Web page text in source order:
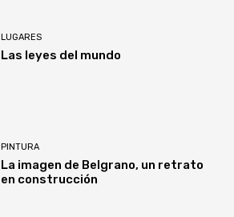
LUGARES
Las leyes del mundo
PINTURA
La imagen de Belgrano, un retrato
en construcción